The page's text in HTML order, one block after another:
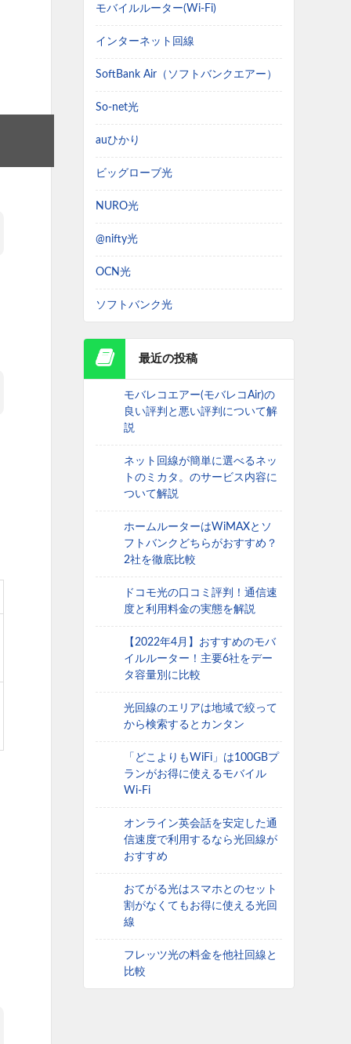
モバイルルーター(Wi-Fi)
インターネット回線
SoftBank Air（ソフトバンクエアー）
So-net光
auひかり
ビッグローブ光
NURO光
@nifty光
OCN光
ソフトバンク光
最近の投稿
モバレコエアー(モバレコAir)の
良い評判と悪い評判について解
説
ネット回線が簡単に選べるネッ
トのミカタ。のサービス内容に
ついて解説
ホームルーターはWiMAXとソ
フトバンクどちらがおすすめ？
2社を徹底比較
ドコモ光の口コミ評判！通信速
度と利用料金の実態を解説
【2022年4月】おすすめのモバ
イルルーター！主要6社をデー
タ容量別に比較
光回線のエリアは地域で絞って
から検索するとカンタン
「どこよりもWiFi」は100GBプ
ランがお得に使えるモバイル
Wi-Fi
オンライン英会話を安定した通
信速度で利用するなら光回線が
おすすめ
おてがる光はスマホとのセット
割がなくてもお得に使える光回
線
フレッツ光の料金を他社回線と
比較